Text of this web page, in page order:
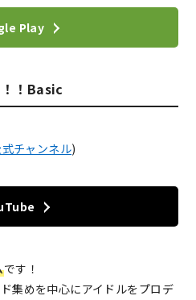
Play
！Basic
チャンネル)
です！
集めを中心にアイドルをプロデ